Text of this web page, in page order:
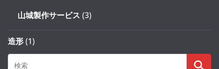
山城製作サービス (3)
造形(1)